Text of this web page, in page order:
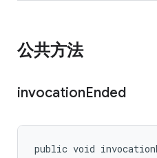
公共方法
invocationEnded
public void